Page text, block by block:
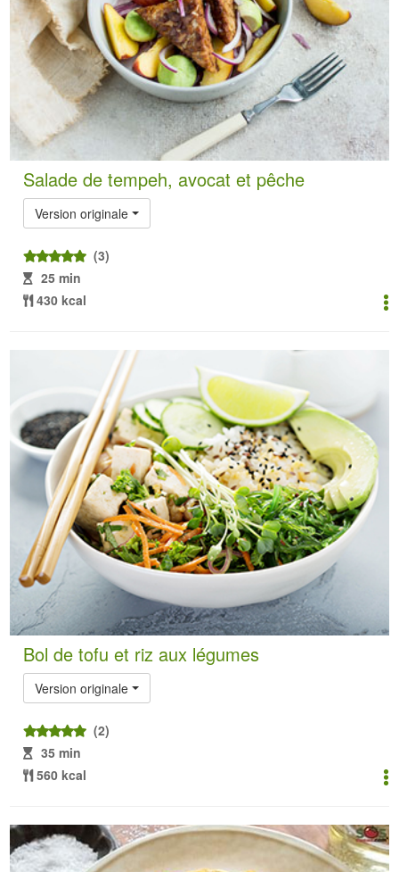
Salade de tempeh, avocat et pêche
Version originale
(3)
25 min
430 kcal
Bol de tofu et riz aux légumes
Version originale
(2)
35 min
560 kcal